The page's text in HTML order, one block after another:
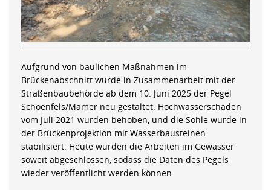
Aufgrund von baulichen Maßnahmen im
Brückenabschnitt wurde in Zusammenarbeit mit der
Straßenbaubehörde ab dem 10. Juni 2025 der Pegel
Schoenfels/Mamer neu gestaltet. Hochwasserschäden
vom Juli 2021 wurden behoben, und die Sohle wurde in
der Brückenprojektion mit Wasserbausteinen
stabilisiert. Heute wurden die Arbeiten im Gewässer
soweit abgeschlossen, sodass die Daten des Pegels
wieder veröffentlicht werden können.